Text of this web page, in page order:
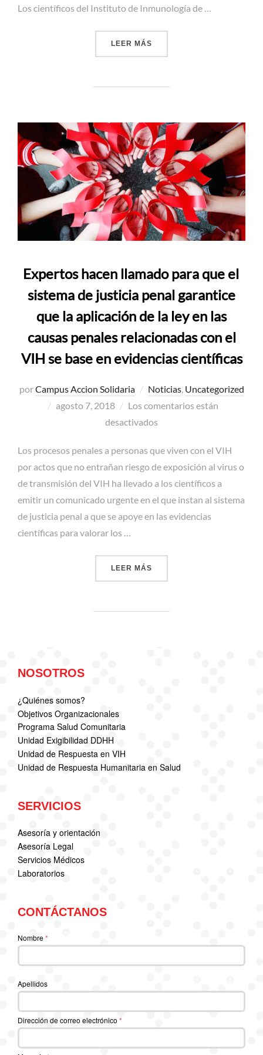
Los científicos del Instituto de Inmunología de …
LEER MÁS
Expertos hacen llamado para que el
sistema de justicia penal garantice
que la aplicación de la ley en las
causas penales relacionadas con el
VIH se base en evidencias científicas
porCampus Accion Solidaria Noticias, Uncategorized
Publicado
agosto 7, 2018
Los comentarios están
desactivados
Los procesos penales a personas que viven con el VIH
por actos que no entrañan riesgo de exposición al virus o
de transmisión del VIH ha llevado a los científicos a
emitir un comunicado urgente en el que instan al sistema
de justicia penal a que se apoye en las evidencias
científicas para valorar los …
LEER MÁS
NOSOTROS
¿Quiénes somos?
Objetivos Organizacionales
Programa Salud Comunitaria
Unidad Exigibilidad DDHH
Unidad de Respuesta en VIH
Unidad de Respuesta Humanitaria en Salud
SERVICIOS
Asesoría y orientación
Asesoría Legal
Servicios Médicos
Laboratorios
CONTÁCTANOS
Nombre*
Apellidos
Dirección de correo electrónico *